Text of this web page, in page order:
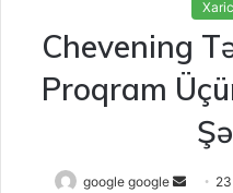
Chevening
Proqram
google google
Send